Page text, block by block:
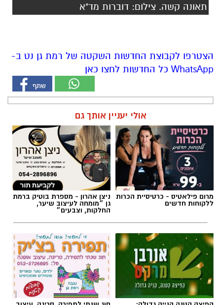
תאונה קשה. צילום: דוברות מד"א
הצטרפו לקבוצת החדשות השקטה של רמת גן נט ב-
WhatsApp כל החדשות לחצו כאן
אולי יעניין אותך גם
מרום פילאטיס - כרטיסיית הכרות
ללקוחות חדשים
ניצן אהרון - מספרת בוטיק ברמת
גן ״מומחה לעיצוב שיער,
החלקות, וצבעים״